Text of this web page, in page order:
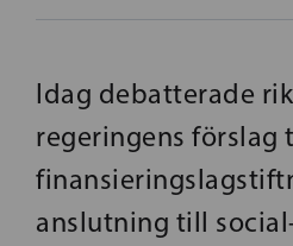
Idag debatterade
regeringens förslag
anslutning till